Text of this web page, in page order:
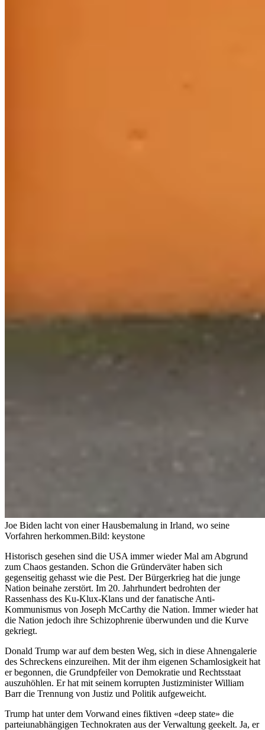
Joe Biden lacht von einer Hausbemalung in Irland, wo seine
Vorfahren herkommen.Bild: keystone
Historisch gesehen sind die USA immer wieder Mal am Abgrund
zum Chaos gestanden. Schon die Gründerväter haben sich
gegenseitig gehasst wie die Pest. Der Bürgerkrieg hat die junge
Nation beinahe zerstört. Im 20. Jahrhundert bedrohten der
Rassenhass des Ku-Klux-Klans und der fanatische Anti-
Kommunismus von Joseph McCarthy die Nation. Immer wieder hat
die Nation jedoch ihre Schizophrenie überwunden und die Kurve
gekriegt.
Donald Trump war auf dem besten Weg, sich in diese Ahnengalerie
des Schreckens einzureihen. Mit der ihm eigenen Schamlosigkeit hat
er begonnen, die Grundpfeiler von Demokratie und Rechtsstaat
auszuhöhlen. Er hat mit seinem korrupten Justizminister William
Barr die Trennung von Justiz und Politik aufgeweicht.
Trump hat unter dem Vorwand eines fiktiven «deep state» die
parteiunabhängigen Technokraten aus der Verwaltung geekelt. Ja, er